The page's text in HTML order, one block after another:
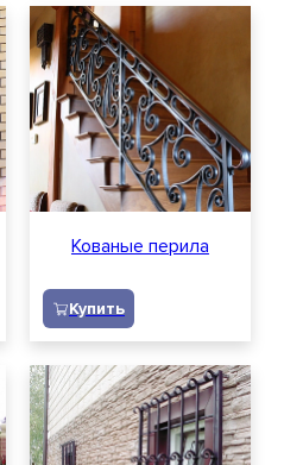
Кованые перила
Купить